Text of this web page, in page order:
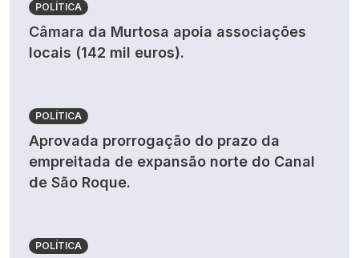
POLÍTICA
Câmara da Murtosa apoia associações
locais (142 mil euros).
POLÍTICA
Aprovada prorrogação do prazo da
empreitada de expansão norte do Canal
de São Roque.
POLÍTICA